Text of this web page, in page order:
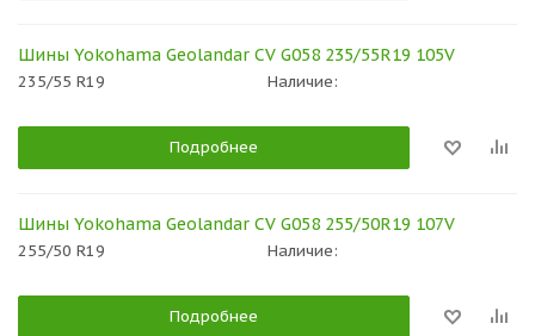
Шины Yokohama Geolandar CV G058 235/55R19 105V
235/55 R19 Наличие:
Подробнее
Шины Yokohama Geolandar CV G058 255/50R19 107V
255/50 R19 Наличие:
Подробнее